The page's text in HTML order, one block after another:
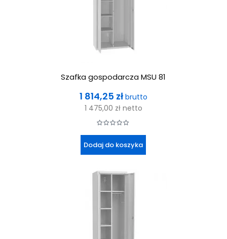
Szafka gospodarcza MSU 81
Cena
1 814,25 zł brutto
1 475,00 zł netto
Dodaj do koszyka